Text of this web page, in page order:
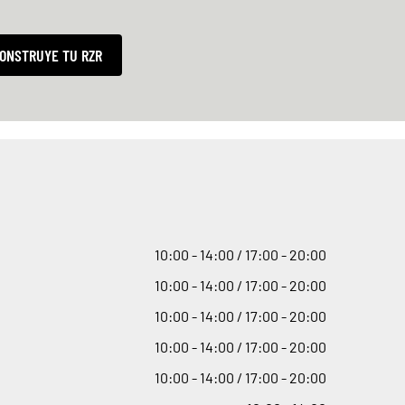
TU RZR
10:00 - 14:00 / 17:00 - 20:00
10:00 - 14:00 / 17:00 - 20:00
10:00 - 14:00 / 17:00 - 20:00
10:00 - 14:00 / 17:00 - 20:00
10:00 - 14:00 / 17:00 - 20:00